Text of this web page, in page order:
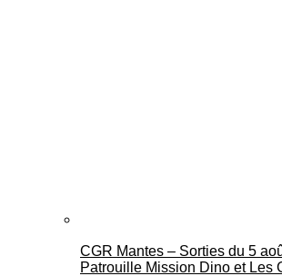
CGR Mantes – Sorties du 5
Patrouille Mission Dino et Les